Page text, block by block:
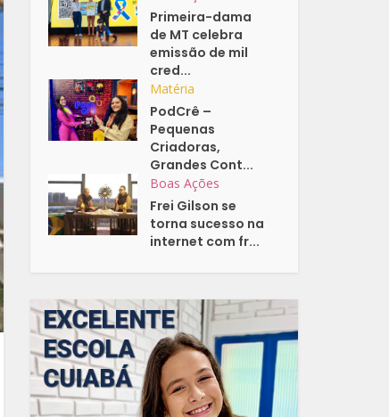
Primeira-dama
de MT celebra
emissão de mil
cred...
Matéria
PodCrê –
Pequenas
Criadoras,
Grandes Cont...
Boas Ações
Frei Gilson se
torna sucesso na
internet com fr...